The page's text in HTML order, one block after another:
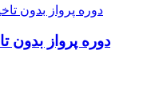
دوره پرواز بدون